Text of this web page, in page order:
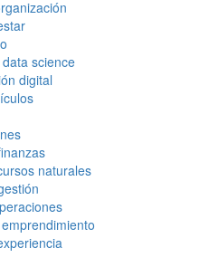
science
digital
naturales